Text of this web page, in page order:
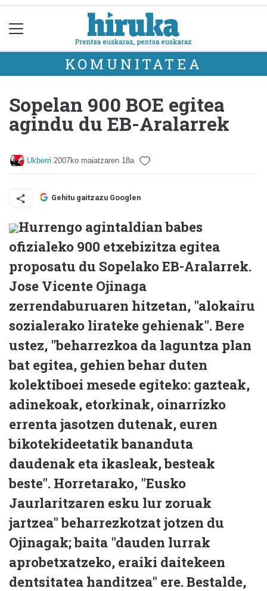
KOMUNITATEA
Sopelan 900 BOE egitea
agindu du EB-Aralarrek
Ukberri 2007ko maiatzaren 18a
Gehitu gaitzazu Googlen
Hurrengo agintaldian babes
ofizialeko 900 etxebizitza egitea
proposatu du Sopelako EB-Aralarrek.
Jose Vicente Ojinaga
zerrendaburuaren hitzetan, "alokairu
sozialerako lirateke gehienak". Bere
ustez, "beharrezkoa da laguntza plan
bat egitea, gehien behar duten
kolektiboei mesede egiteko: gazteak,
adinekoak, etorkinak, oinarrizko
errenta jasotzen dutenak, euren
bikotekideetatik bananduta
daudenak eta ikasleak, besteak
beste". Horretarako, "Eusko
Jaurlaritzaren esku lur zoruak
jartzea" beharrezkotzat jotzen du
Ojinagak; baita "dauden lurrak
aprobetxatzeko, eraiki daitekeen
dentsitatea handitzea" ere. Bestalde,